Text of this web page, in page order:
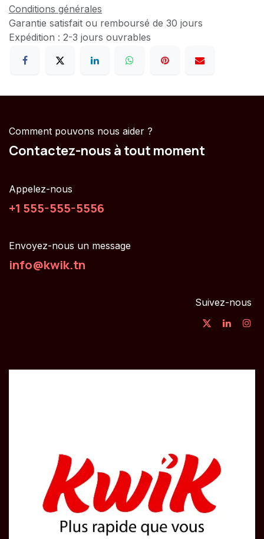
Conditions générales
Garantie satisfait ou remboursé de 30 jours
Expédition : 2-3 jours ouvrables
Comment pouvons nous aider ?
Contactez-nous à tout moment
Appelez-nous
+1 555-555-5556
Envoyez-nous un message
info@kwik.tn
Suivez-nous